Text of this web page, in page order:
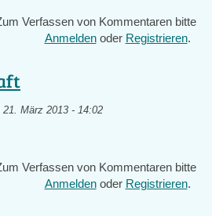
external)
Verfassen von Kommentaren bitte
Anmeldenoder Registrieren.
21. März 2013 - 14:02
Verfassen von Kommentaren bitte
Anmeldenoder Registrieren.